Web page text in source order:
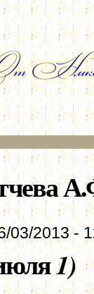
03/2013 -
1)